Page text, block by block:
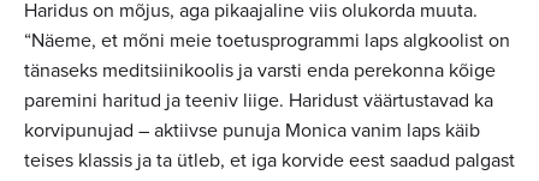
Haridus on mõjus, aga pikaajaline viis olukorda muuta.
“Näeme, et mõni meie toetusprogrammi laps algkoolist on
tänaseks meditsiinikoolis ja varsti enda perekonna kõige
paremini haritud ja teeniv liige. Haridust väärtustavad ka
korvipunujad – aktiivse punuja Monica vanim laps käib
teises klassis ja ta ütleb, et iga korvide eest saadud palgast